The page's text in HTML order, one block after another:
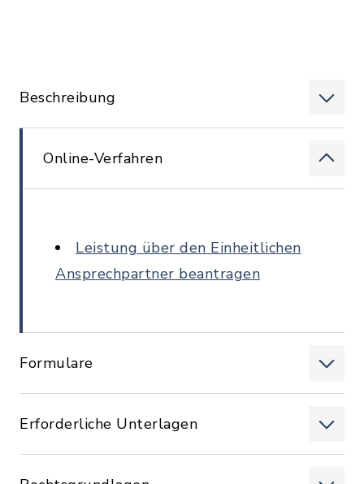
Beschreibung
Online-Verfahren
Leistung über den Einheitlichen
Ansprechpartner beantragen
Formulare
Erforderliche Unterlagen